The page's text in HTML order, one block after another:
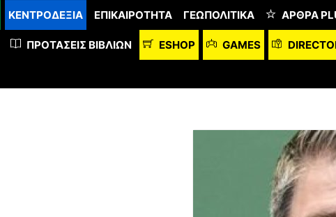
ΚΕΝΤΡΟΔΕΞΙΑ ΕΠΙΚΑΙΡΟΤΗΤΑ ΓΕΩΠΟΛΙΤΙΚΑ ΆΡΘΡΑ
ΠΡΟΤΆΣΕΙΣ ΒΙΒΛΊΩΝ ESHOP GAMES